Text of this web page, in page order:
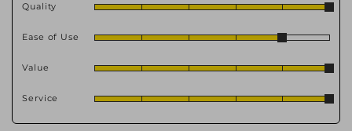
Quality
Ease of Use
Value
Service